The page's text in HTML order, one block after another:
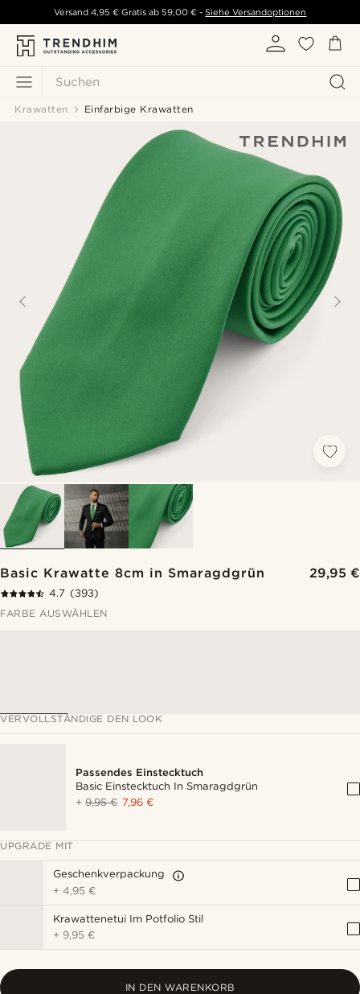
Suchen
Versand 4,95 € Gratis ab 59,00 € - Siehe Versandoptionen
Krawatten Einfarbige Krawatten
Basic Krawatte 8cm in Smaragdgrün 29,95 €
4.7 (393)
FARBE AUSWÄHLEN
VERVOLLSTÄNDIGE DEN LOOK
Passendes Einstecktuch
Basic Einstecktuch In Smaragdgrün
+9,95 € 7,96 €
UPGRADE MIT
Geschenkverpackung
+4,95 €
Krawattenetui Im Potfolio Stil
+ 9,95 €
IN DEN WARENKORB